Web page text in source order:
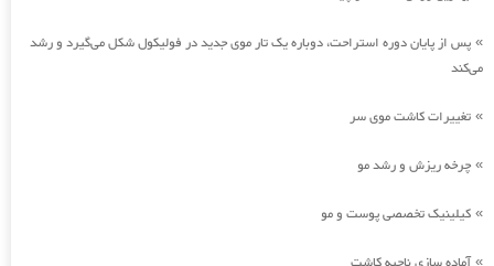
» پس از پایان دوره استراحت، دوباره یک تار موی جدید در فولیکول شکل می‌گیرد و رشد
می‌کند
» تغییرات کاشت موی سر
» چرخه ریزش و رشد مو
» کیلینیک تخصصی پوست و مو
»